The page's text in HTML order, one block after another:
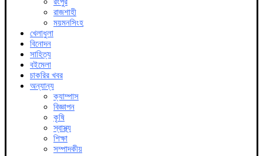
রাজশাহী
ময়মনসিংহ
খেলাধুলা
বিনোদন
সাহিত্য
বইমেলা
চাকরির খবর
অন্যান্য
ক্যাম্পাস
বিজ্ঞাপন
কৃষি
স্বাস্থ্য
শিক্ষা
সম্পাদকীয়